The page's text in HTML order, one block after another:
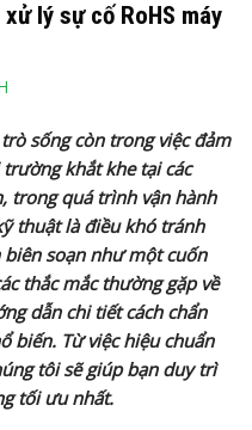
lý sự cố RoHS máy
sống còn trong việc đảm
khắt khe tại các
trong quá trình vận hành
thuật là điều khó tránh
biên soạn như một cuốn
thắc mắc thường gặp về
dẫn chi tiết cách chẩn
biến. Từ việc hiệu chuẩn
tôi sẽ giúp bạn duy trì
tối ưu nhất.